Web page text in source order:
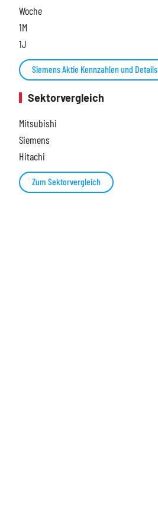
Woche
1M
1J
Siemens Aktie Kennzahlen und Details
Sektorvergleich
Mitsubishi
Siemens
Hitachi
Zum Sektorvergleich